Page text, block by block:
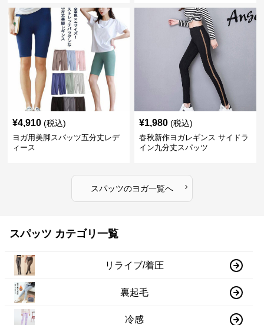
¥4,910 (税込)
ヨガ用美脚スパッツ五分丈レデ
ィース
¥1,980 (税込)
春秋新作ヨガレギンス サイドラ
イン九分丈スパッツ
スパッツのヨガ一覧へ ›
スパッツ カテゴリ一覧
リライブ/着圧
裏起毛
冷感